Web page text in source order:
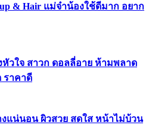
& Hair แม่จ๋าน้องใช้ดีมาก อยาก
วใจ สาวก ดอลลี่อาย ห้ามพลาด
ราคาดี
แน่นอน ผิวสวย สดใส หน้าไม่บ้วน